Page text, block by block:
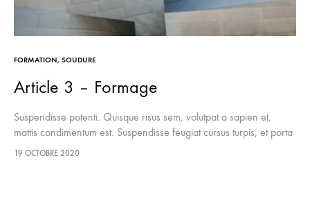
FORMATION, SOUDURE
Article 3 – Formage
Suspendisse potenti. Quisque risus sem, volutpat a sapien et,
mattis condimentum est. Suspendisse feugiat cursus turpis, et porta
lectus euismod accumsan. Nam felis ipsum, eleifend sit amet
19 OCTOBRE 2020